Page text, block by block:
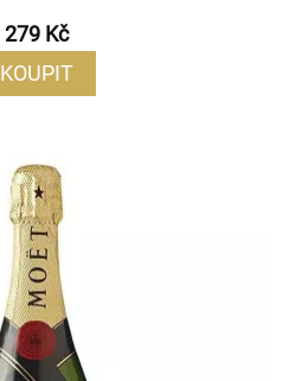
279 Kč
KOUPIT